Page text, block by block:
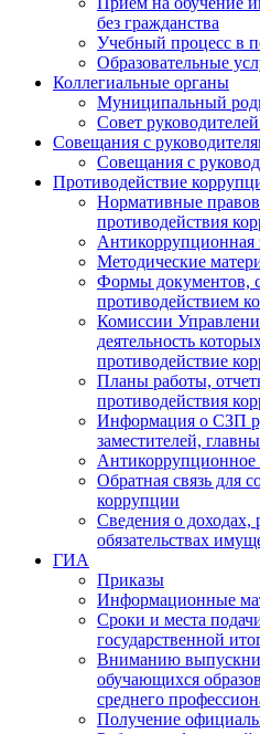
без гражданства
Учебный процесс в
Образовательные
Коллегиальные органы
Муниципальный
Совет
Совещания с
Совещания с
Противодействие
Нормативные
противодействия
Антикоррупционная
Методические
Формы документов,
противодействием
Комиссии
деятельность
противодействие
Планы работы,
противодействия
Информация о СЗП
заместителей,
Антикоррупционное
Обратная связь для
коррупции
Сведения о доходах,
обязательствах
ГИА
Приказы
Информационные
Сроки и места
государственной
Вниманию
обучающихся
среднего
Получение